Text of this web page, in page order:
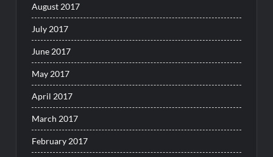
August 2017
July 2017
June 2017
May 2017
April 2017
March 2017
February 2017